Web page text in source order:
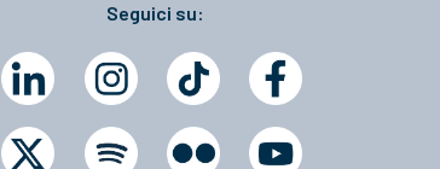
Seguici su: